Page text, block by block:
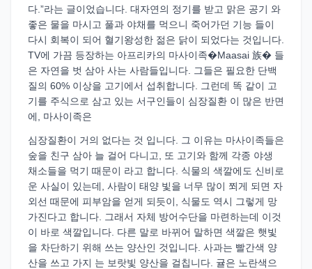
다.”라는 글이었습니다. 대자연의 정기를 받고 맑은 공기 와
좋은 물을 마시고 풀과 야채를 먹으니 죽어가던 기능 들이
다시 회복이 되어 혈기왕성한 젊은 닭이 되었다는 것입니다.
TV에 가끔 등장하는 아프리카의 마사이족�Maasai 族� 들
은 자연을 벗 삼아 사는 사람들입니다. 그들은 필요한 단백
질의 60% 이상을 고기에서 섭취합니다. 그런데 똑 같이 고
기를 주식으로 삼고 있는 서구인들이 심장질환 이 많은 반면
에, 마사이족은
심장질환이 거의 없다는 것 입니다. 그 이유는 마사이족들은
숲을 친구 삼아 늘 걸어 다니고, 또 고기와 함께 각종 야생
채소들을 먹기 때문이 라고 합니다. 식물의 색깔에도 신비로
운 사실이 있는데, 사람이 태양 빛을 너무 많이 쬐게 되면 자
외선 때문에 피부암을 얻게 되듯이, 식물도 역시 그렇게 망
가진다고 합니다. 그래서 자체 방어수단을 마련하는데 이것
이 바로 색깔입니다. 다른 말로 바뀌어 말하면 색깔은 햇빛
을 차단하기 위해 쓰는 양산인 것입니다. 사과는 빨간색 양
산을 쓰고 가지 는 보랏빛 양산을 걸칩니다. 귤은 노란색으